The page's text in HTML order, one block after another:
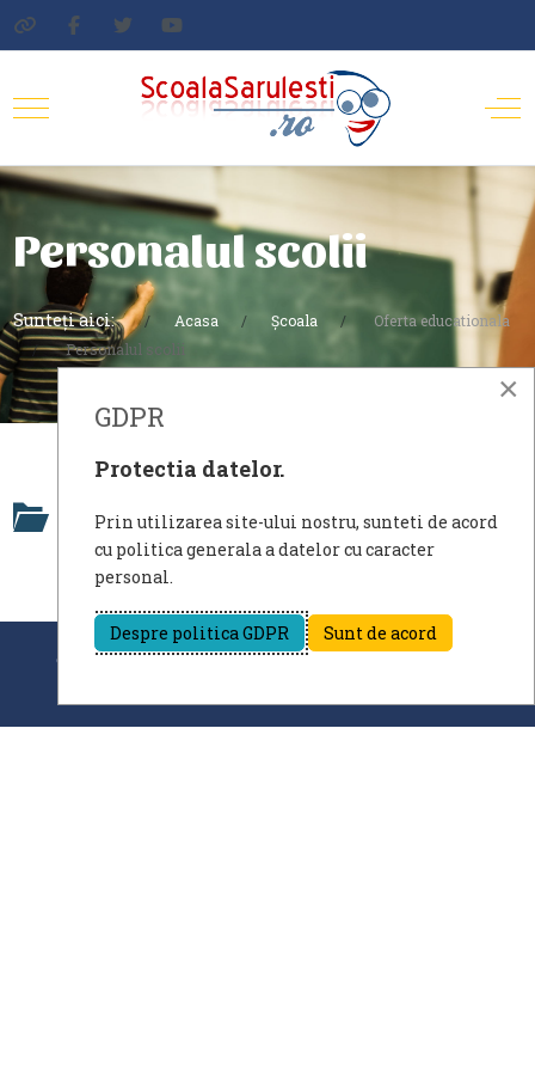
Personalul scolii
Sunteți aici: Acasa Școala
Oferta educationala
Personalul scolii
Personalul scolii
© Scoala Gimnaziala nr.1 Sarulesti 2026. Design by
×
GDPR
Protectia datelor.
Prin utilizarea site-ului nostru, sunteti de acord
cu politica generala a datelor cu caracter
personal.
Despre politica GDPR Sunt de acord